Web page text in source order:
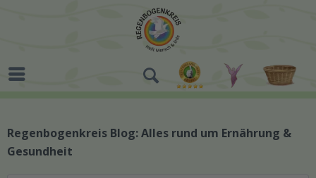
Regenbogenkreis Blog: Alles rund um Ernährung &
Gesundheit